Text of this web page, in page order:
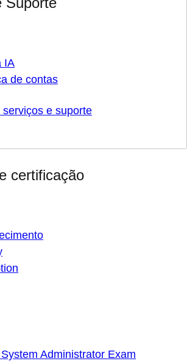
IA
de contas
e suporte
certificação
Administrator Exam